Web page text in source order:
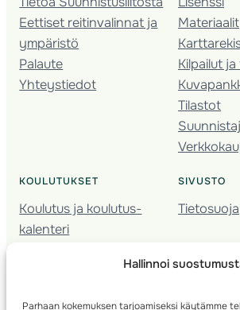
Hallinnoi
Parhaan kokemuksen tarjoamiseksi käytämme
Eettiset reitinvalinnat ja
ympäristö
Palaute
Yhteystiedot
Materiaalit
Kilpailut
Tilastot
KOULUTUKSET
Koulutus ja koulutus­
kalenteri
Seura­kehittäminen
SIVUSTO
Tietosuoja